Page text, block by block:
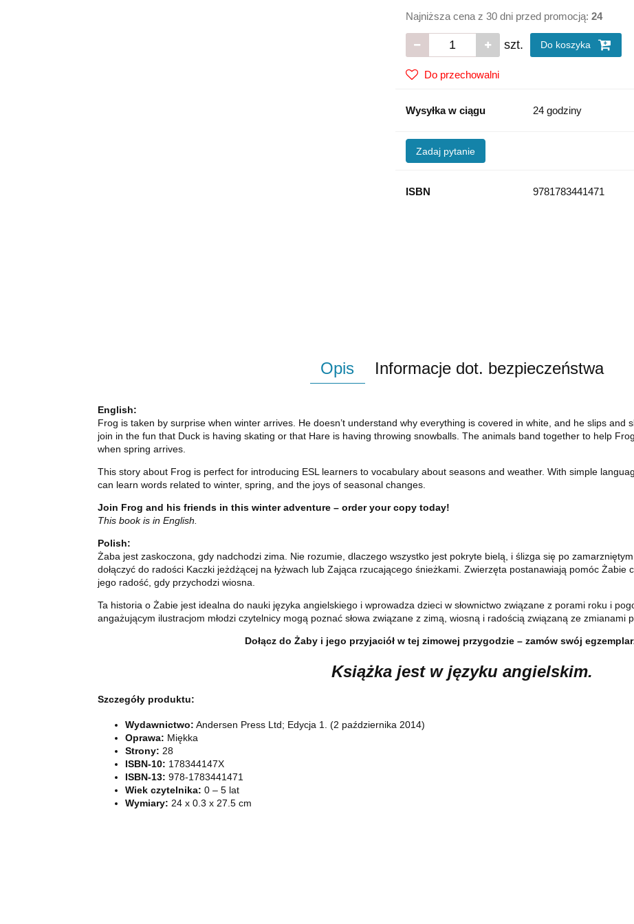
Najniższa cena z 30 dni przed promocją: 24
szt. Do koszyka
Do przechowalni
Wysyłka w ciągu 24 godziny
Zadaj pytanie
ISBN 9781783441471
Opis Informacje dot. bezpieczeństwa
English:
Frog is taken by surprise when winter arrives. He doesn’t understand why everything is covered in white, and he slips and
join in the fun that Duck is having skating or that Hare is having throwing snowballs. The animals band together to help
when spring arrives.
This story about Frog is perfect for introducing ESL learners to vocabulary about seasons and weather. With simple
can learn words related to winter, spring, and the joys of seasonal changes.
Join Frog and his friends in this winter adventure – order your copy today!
This book is in English.
Polish:
Żaba jest zaskoczona, gdy nadchodzi zima. Nie rozumie, dlaczego wszystko jest pokryte bielą, i ślizga się po
dołączyć do radości Kaczki jeżdżącej na łyżwach lub Zająca rzucającego śnieżkami. Zwierzęta postanawiają pomóc Żabie
jego radość, gdy przychodzi wiosna.
Ta historia o Żabie jest idealna do nauki języka angielskiego i wprowadza dzieci w słownictwo związane z porami roku i
angażującym ilustracjom młodzi czytelnicy mogą poznać słowa związane z zimą, wiosną i radością związaną ze zmianami
Dołącz do Żaby i jego przyjaciół w tej zimowej przygodzie – zamów swój
Książka jest w języku angielskim.
Szczegóły produktu:
Wydawnictwo: Andersen Press Ltd; Edycja 1. (2 października 2014)
Oprawa: Miękka
Strony: 28
ISBN-10: 178344147X
ISBN-13: 978-1783441471
Wiek czytelnika: 0 – 5 lat
Wymiary: 24 x 0.3 x 27.5 cm